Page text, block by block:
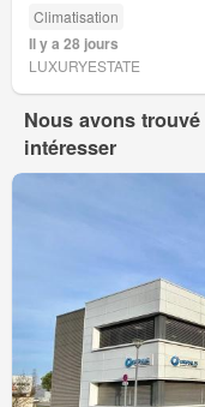
Climatisation
Il y a 28 jours
LUXURYESTATE
Nous avons
intéresser